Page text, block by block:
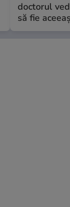
doctorul
să fie